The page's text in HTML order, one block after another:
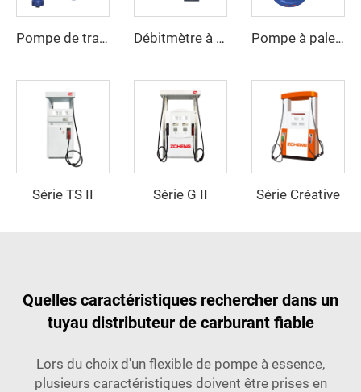
Pompe de transfert électrique antidéflagrante ZCETP-75A Débitmètre à engrenages ovales ZCOGM-Q Pompe à palettes ZCP-50-B
Série TS II Série G II Série Créative
Quelles caractéristiques rechercher dans un
tuyau distributeur de carburant fiable
Lors du choix d'un flexible de pompe à essence,
plusieurs caractéristiques doivent être prises en